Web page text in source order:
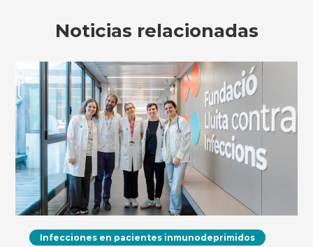
Noticias relacionadas
Infecciones en pacientes inmunodeprimidos